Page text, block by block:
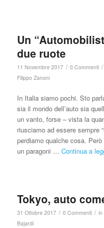
Un
due ruote
11 Novembre 2017 / 0 Commenti /
Filippo Zanoni
In Italia siamo pochi. Sto
sia il mondo dell’auto sia
un vanto, forse – vista la
riusciamo ad essere sempre
perdiamo qualche cosa.
un paragoni … Continua a
Tokyo, auto
31 Ottobre 2017 / 0 Commenti / in
Bajardi